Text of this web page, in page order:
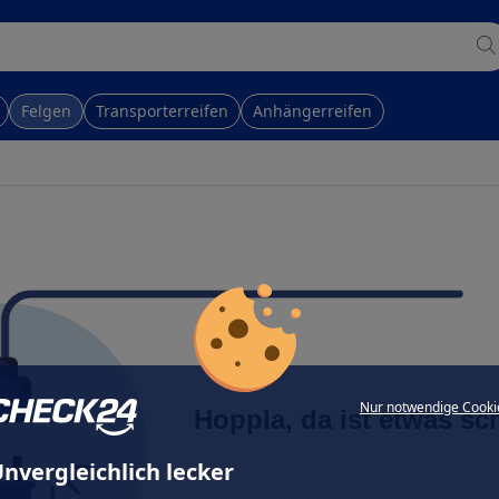
Nur notwendige
lecker
Felgen Transporterreifen Anhängerreifen
Hoppla, da ist etwas